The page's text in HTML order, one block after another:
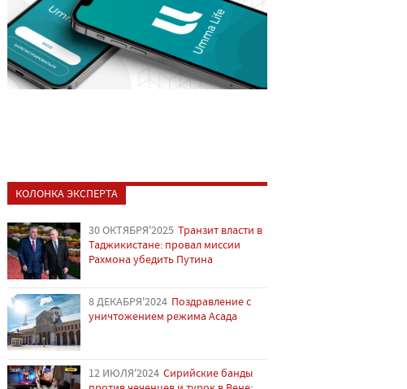
КОЛОНКА ЭКСПЕРТА
30 ОКТЯБРЯ'2025 Транзит власти в
Таджикистане: провал миссии
Рахмона убедить Путина
8 ДЕКАБРЯ'2024 Поздравление с
уничтожением режима Асада
12 ИЮЛЯ'2024 Сирийские банды